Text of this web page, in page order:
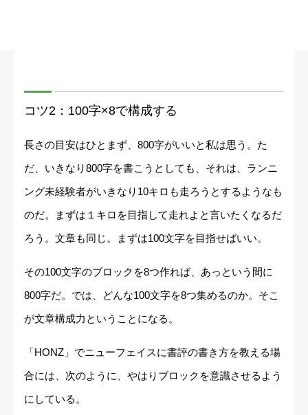
コツ2：100字×8で構成する
長さの目安はひとまず、800字がいいと私は思う。た
だ、いきなり800字を書こうとしても、それは、ランニ
ング未経験者がいきなり10キロも走ろうとするようなも
のだ。まずは１キロを目指して走れよと言いたくなるだ
ろう。文章も同じ。まずは100文字を目指せばいい。
その100文字のブロックを8つ作れば、あっという間に
800字だ。では、どんな100文字を8つ集めるのか。そこ
が文章構成力ということになる。
「HONZ」でニューフェイスに書評の書き方を教える場
合には、次のように、やはりブロックを意識させるよう
にしている。